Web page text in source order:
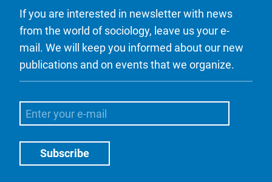
If you are interested in newsletter with news
from the world of sociology, leave us your e-
mail. We will keep you informed about our new
publications and on events that we organize.